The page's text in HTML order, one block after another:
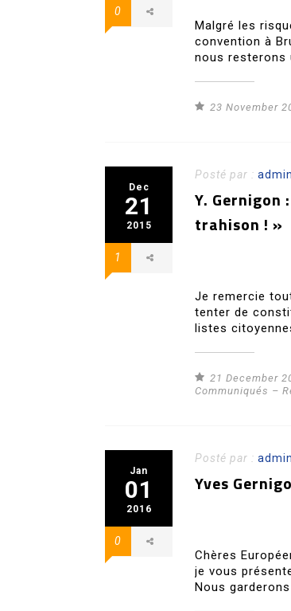
0
Malgré les
convention à
nous resterons
23 November
Dec
21
2015
1
Posté par : admin
Y. Gernigon
trahison ! »
Je remercie
tenter de
listes
21 December
Communiqués –
Jan
01
2016
0
Posté par : admin
Yves
Chères
je vous
Nous